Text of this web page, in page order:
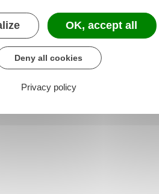
OK, accept all
Deny all cookies
Privacy policy